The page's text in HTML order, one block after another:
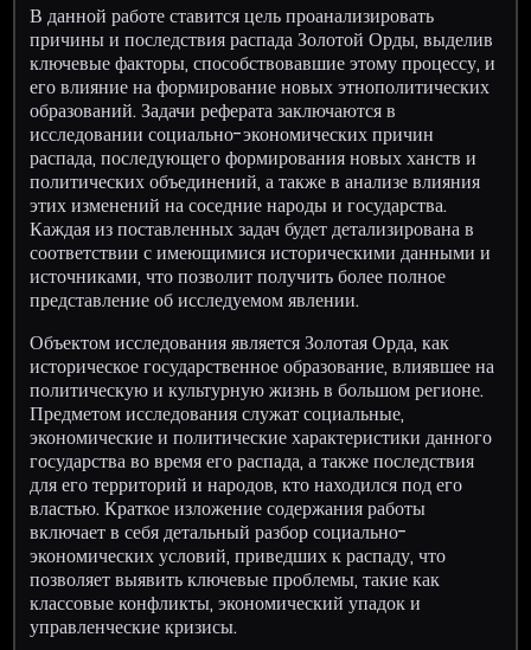
В данной работе ставится цель проанализировать
причины и последствия распада Золотой Орды, выделив
ключевые факторы, способствовавшие этому процессу, и
его влияние на формирование новых этнополитических
образований. Задачи реферата заключаются в
исследовании социально-экономических причин
распада, последующего формирования новых ханств и
политических объединений, а также в анализе влияния
этих изменений на соседние народы и государства.
Каждая из поставленных задач будет детализирована в
соответствии с имеющимися историческими данными и
источниками, что позволит получить более полное
представление об исследуемом явлении.
Объектом исследования является Золотая Орда, как
историческое государственное образование, влиявшее на
политическую и культурную жизнь в большом регионе.
Предметом исследования служат социальные,
экономические и политические характеристики данного
государства во время его распада, а также последствия
для его территорий и народов, кто находился под его
властью. Краткое изложение содержания работы
включает в себя детальный разбор социально-
экономических условий, приведших к распаду, что
позволяет выявить ключевые проблемы, такие как
классовые конфликты, экономический упадок и
управленческие кризисы.